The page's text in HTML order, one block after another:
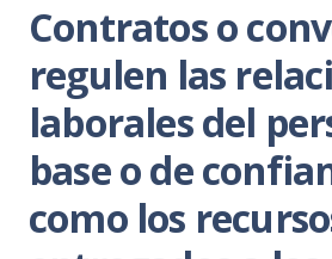
Contratos o
regulen las
laborales del
base o de
como los